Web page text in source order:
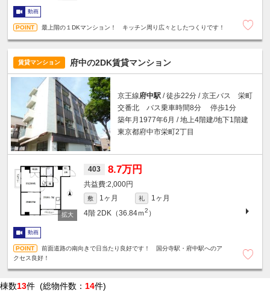
動画
最上階の１DKマンション！ キッチン周り広々としたつくりです！
賃貸マンション 府中の2DK賃貸マンション
京王線府中駅 / 徒歩22分 / 京王バス 栄町
交番北 バス乗車時間8分 停歩1分
築年月1977年6月 / 地上4階建/地下1階建
東京都府中市栄町2丁目
403 8.7万円
2,000円
敷 1ヶ月 礼
1ヶ月
4階 2DK（36.84ｍ2 ）
動画
前面道路の南向きで日当たり良好です！ 国分寺駅・府中駅へのア
クセス良好！
棟数13件 (総物件数： 14件)